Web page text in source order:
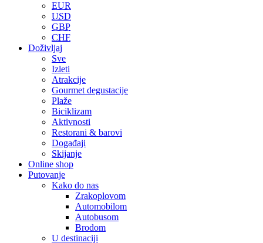
EUR
USD
GBP
CHF
Doživljaj
Sve
Izleti
Atrakcije
Gourmet degustacije
Plaže
Biciklizam
Aktivnosti
Restorani & barovi
Događaji
Skijanje
Online shop
Putovanje
Kako do nas
Zrakoplovom
Automobilom
Autobusom
Brodom
U destinaciji